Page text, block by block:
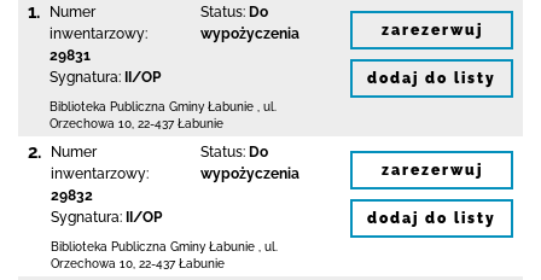
1.
Numer
inwentarzowy:
29831
Sygnatura:
II/OP
Status: Do
wypożyczenia
Biblioteka Publiczna Gminy Łabunie
ul.
Orzechowa 10 22-437 Łabunie
zarezerwuj
dodaj do listy
2.
Numer
inwentarzowy:
29832
Sygnatura:
II/OP
Status: Do
wypożyczenia
Biblioteka Publiczna Gminy Łabunie
ul.
Orzechowa 10 22-437 Łabunie
zarezerwuj
dodaj do listy